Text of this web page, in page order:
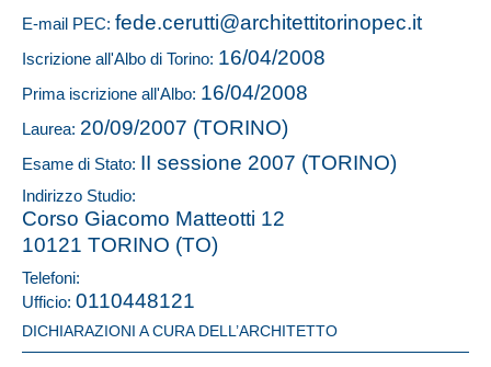
E-mail PEC: fede.cerutti@architettitorinopec.it
Iscrizione all'Albo di Torino: 16/04/2008
Prima iscrizione all'Albo: 16/04/2008
Laurea: 20/09/2007 (TORINO)
Esame di Stato: II sessione 2007 (TORINO)
Indirizzo Studio:
Corso Giacomo Matteotti 12
10121 TORINO (TO)
Telefoni:
Ufficio: 0110448121
DICHIARAZIONI A CURA DELL’ARCHITETTO